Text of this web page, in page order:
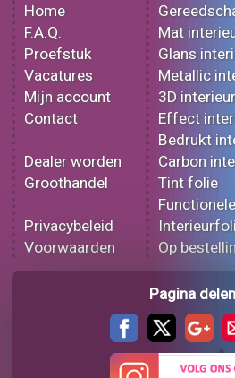
Home
F.A.Q.
Proefstuk
Vacatures
Mijn account
Contact
Dealer worden
Groothandel
Privacybeleid
Voorwaarden
Mat
Glans
Metallic
3D
Effect
Bedrukt
Carbon
Tint folie
Op
Pagina delen